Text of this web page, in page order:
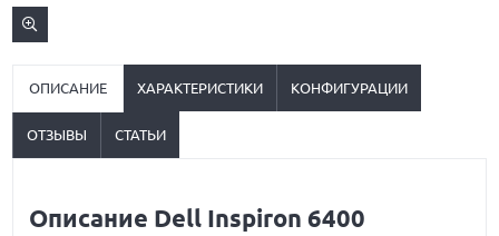
ОПИСАНИЕ ХАРАКТЕРИСТИКИ КОНФИГУРАЦИИ
ОТЗЫВЫ СТАТЬИ
Описание Dell Inspiron 6400